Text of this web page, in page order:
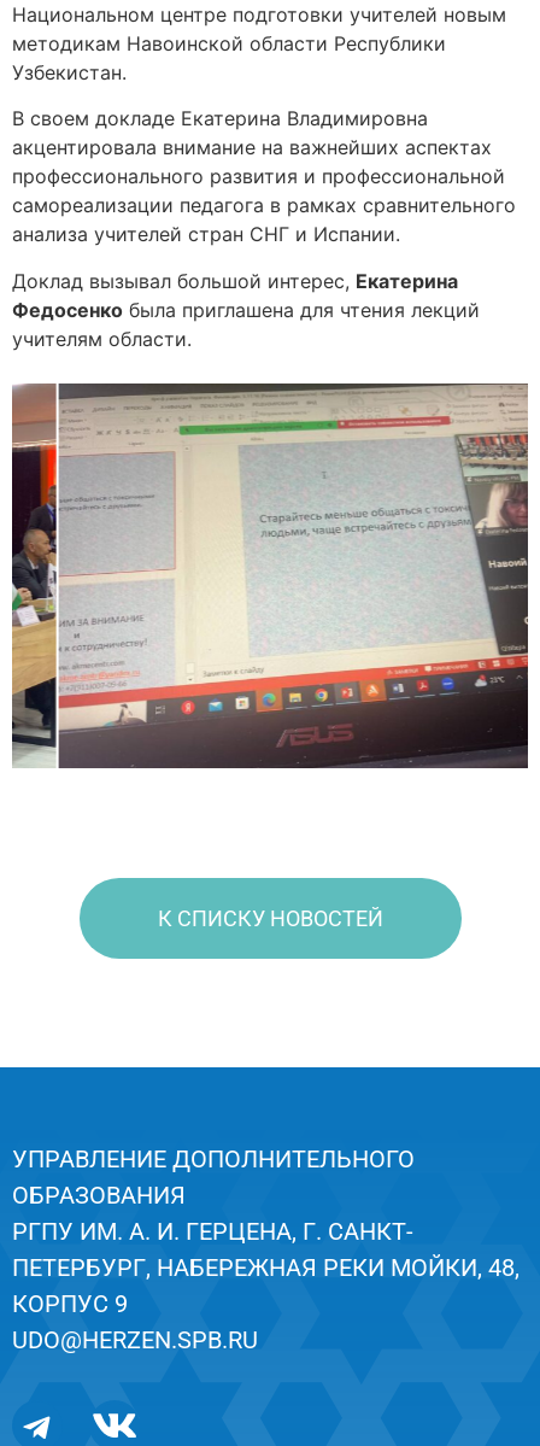
Национальном центре подготовки учителей новым
методикам Навоинской области Республики
Узбекистан.
В своем докладе Екатерина Владимировна
акцентировала внимание на важнейших аспектах
профессионального развития и профессиональной
самореализации педагога в рамках сравнительного
анализа учителей стран СНГ и Испании.
Доклад вызывал большой интерес, Екатерина
Федосенко была приглашена для чтения лекций
учителям области.
К СПИСКУ НОВОСТЕЙ
УПРАВЛЕНИЕ ДОПОЛНИТЕЛЬНОГО
ОБРАЗОВАНИЯ
РГПУ ИМ. А. И. ГЕРЦЕНА, Г. САНКТ-
ПЕТЕРБУРГ, НАБЕРЕЖНАЯ РЕКИ МОЙКИ, 48,
КОРПУС 9
UDO@HERZEN.SPB.RU